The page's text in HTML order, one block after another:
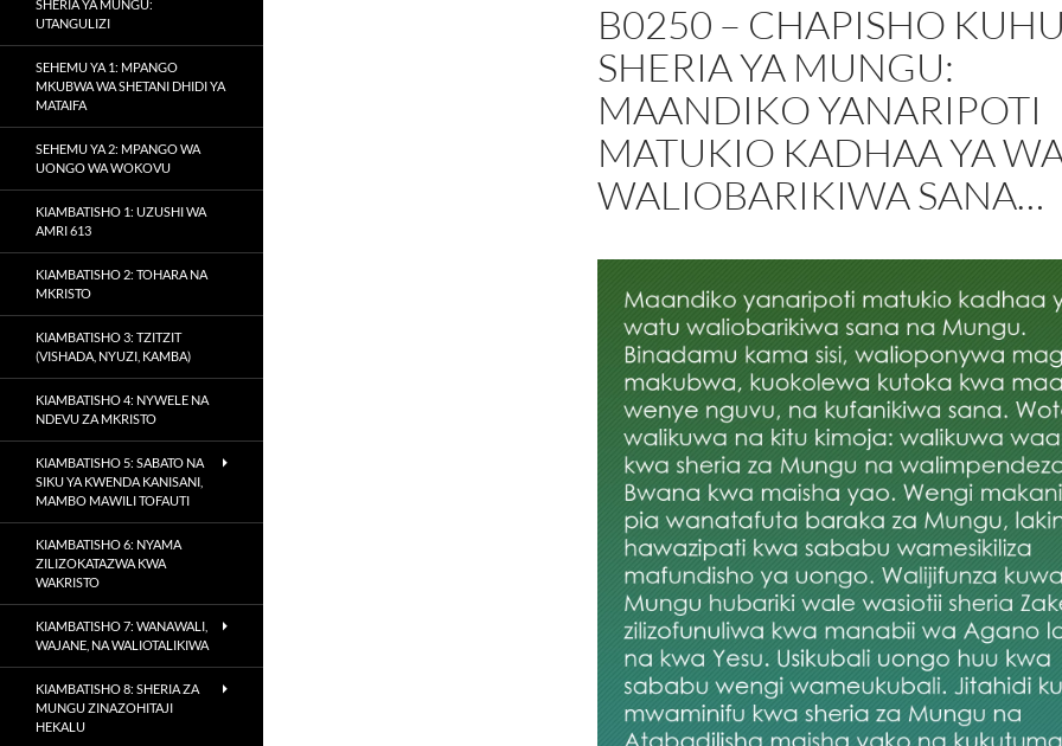
B0250 – CHAPISHO
SHERIA YA MUNGU:
MAANDIKO YANARIPOTI
MATUKIO KADHAA YA
WALIOBARIKIWA SANA…
SHERIA YA MUNGU:
UTANGULIZI
SEHEMU YA 1: MPANGO
MKUBWA WA SHETANI DHIDI YA
MATAIFA
SEHEMU YA 2: MPANGO WA
UONGO WA WOKOVU
KIAMBATISHO 1: UZUSHI WA
AMRI 613
KIAMBATISHO 2: TOHARA NA
MKRISTO
KIAMBATISHO 3: TZITZIT
(VISHADA, NYUZI, KAMBA)
KIAMBATISHO 4: NYWELE NA
NDEVU ZA MKRISTO
KIAMBATISHO 5: SABATO NA
SIKU YA KWENDA KANISANI,
MAMBO MAWILI TOFAUTI
KIAMBATISHO 6: NYAMA
ZILIZOKATAZWA KWA
WAKRISTO
KIAMBATISHO 7: WANAWALI,
WAJANE, NA WALIOTALIKIWA
KIAMBATISHO 8: SHERIA ZA
MUNGU ZINAZOHITAJI
HEKALU